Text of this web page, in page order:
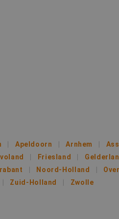
Apeldoorn Arnhem
Friesland
Noord-Holland
Zuid-Holland Zwolle
te maken
gebruik van
van de PHP-
te
willekeurig
is het behouden